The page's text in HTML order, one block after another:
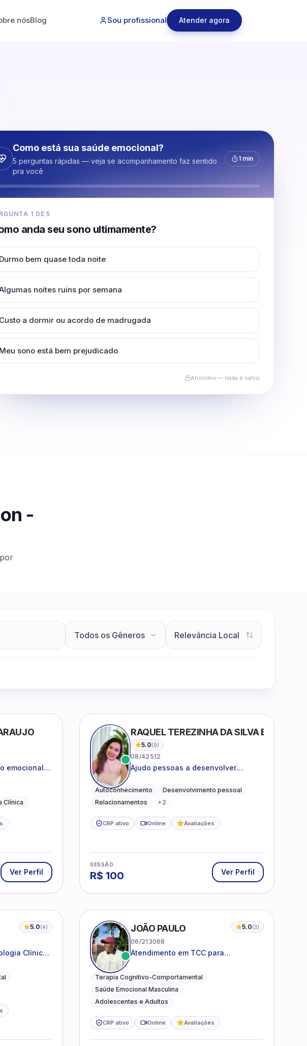
nósBlog Sou profissional Atender agora
Como está sua saúde emocional?
5 perguntas rápidas — veja se acompanhamento faz sentido
pra você
1 min
1 DE5
anda seu sono ultimamente?
Durmo bem quase toda noite
noites ruins por semana
Custo a dormir ou acordo de madrugada
Meu sono está bem prejudicado
Anônimo — nada é salvo
-
ARAUJO
emocional
Clínica
Ver Perfil
RAQUEL TEREZINHA DA SILVA BIONDI
5.0(9)
08/42512
Ajudo pessoas a desenvolver
saudáveis
Autoconhecimento
Desenvolvimento pessoal
Relacionamentos
+2
CRP ativo Online Avaliações
SESSÃO
R$ 100 Ver Perfil
5.0(4)
Clínica
JOÃO PAULO 5.0(3)
06/213068
Atendimento em TCC para
desenvolvimento de autonomia
emocional
Terapia Cognitivo-Comportamental
Saúde Emocional Masculina
Adolescentes e Adultos
CRP ativo Online Avaliações